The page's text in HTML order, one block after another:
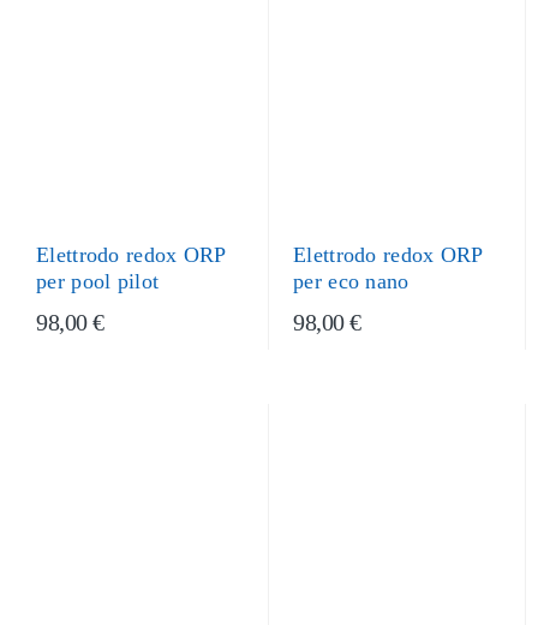
Elettrodo redox ORP
per pool pilot
98,00 €
Elettrodo redox ORP
per eco nano
98,00 €